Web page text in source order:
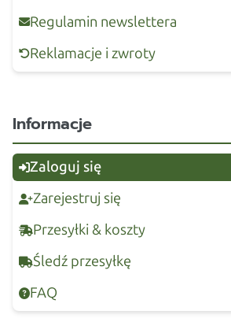
Regulamin newslettera
Reklamacje i zwroty
Informacje
Zaloguj się
Zarejestruj się
Przesyłki & koszty
Śledź przesyłkę
FAQ